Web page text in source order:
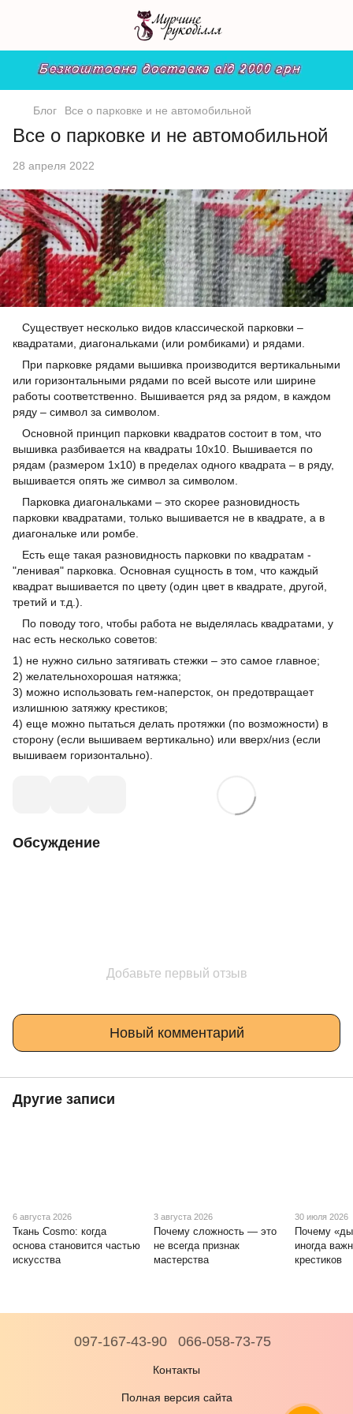
Блог Все о парковке и не автомобильной
Все о парковке и не автомобильной
28 апреля 2022
Существует несколько видов классической парковки –
квадратами, диагональками (или ромбиками) и рядами.
При парковке рядами вышивка производится вертикальными
или горизонтальными рядами по всей высоте или ширине
работы соответственно. Вышивается ряд за рядом, в каждом
ряду – символ за символом.
Основной принцип парковки квадратов состоит в том, что
вышивка разбивается на квадраты 10х10. Вышивается по
рядам (размером 1х10) в пределах одного квадрата – в ряду,
вышивается опять же символ за символом.
Парковка диагональками – это скорее разновидность
парковки квадратами, только вышивается не в квадрате, а в
диагональке или ромбе.
Есть еще такая разновидность парковки по квадратам -
"ленивая" парковка. Основная сущность в том, что каждый
квадрат вышивается по цвету (один цвет в квадрате, другой,
третий и т.д.).
По поводу того, чтобы работа не выделялась квадратами, у
нас есть несколько советов:
1) не нужно сильно затягивать стежки – это самое главное;
2) желательнохорошая натяжка;
3) можно использовать гем-наперсток, он предотвращает
излишнюю затяжку крестиков;
4) еще можно пытаться делать протяжки (по возможности) в
сторону (если вышиваем вертикально) или вверх/низ (если
вышиваем горизонтально).
Обсуждение
Добавьте первый отзыв
Новый комментарий
Другие записи
6 августа 2026
Ткань Cosmo: когда
основа становится частью
искусства
3 августа 2026
Почему сложность — это
не всегда признак
мастерства
30 июля 2026
Почему
иногда
крестиков
097-167-43-90 066-058-73-75
Контакты
Полная версия сайта